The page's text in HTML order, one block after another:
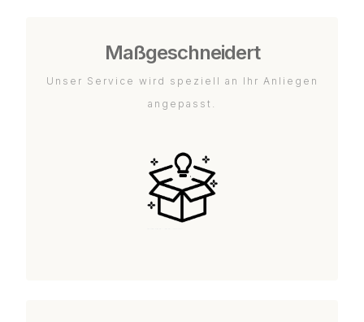
Maßgeschneidert
Unser Service wird speziell an Ihr Anliegen
angepasst.